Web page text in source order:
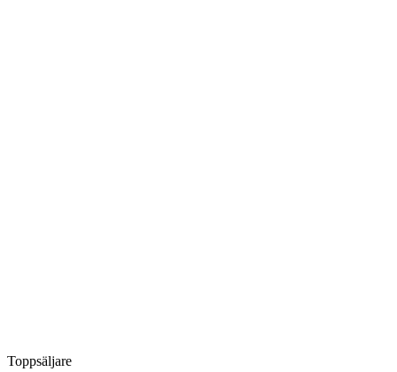
Toppsäljare